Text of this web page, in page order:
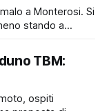
a Monterosi. Si
stando a
l’Albo
Il Consiglio
TBM:
ospiti